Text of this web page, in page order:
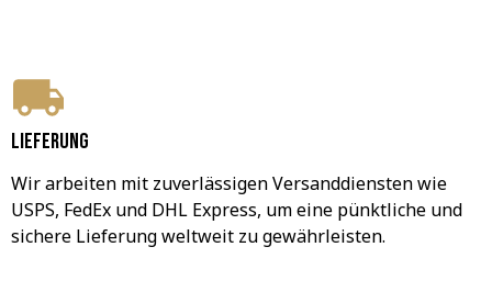
Lieferung
Wir arbeiten mit zuverlässigen Versanddiensten wie
USPS, FedEx und DHL Express, um eine pünktliche und
sichere Lieferung weltweit zu gewährleisten.